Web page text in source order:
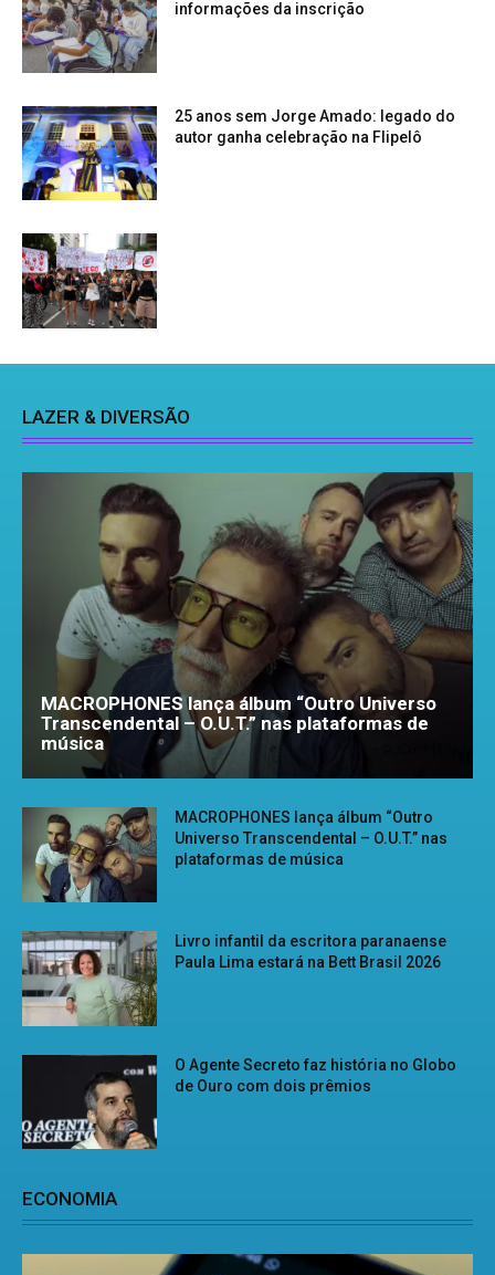
informações da inscrição
25 anos sem Jorge Amado: legado do
autor ganha celebração na Flipelô
LAZER & DIVERSÃO
MACROPHONES lança álbum “Outro Universo
Transcendental – O.U.T.” nas plataformas de
música
MACROPHONES lança álbum “Outro
Universo Transcendental – O.U.T.” nas
plataformas de música
Livro infantil da escritora paranaense
Paula Lima estará na Bett Brasil 2026
O Agente Secreto faz história no Globo
de Ouro com dois prêmios
ECONOMIA